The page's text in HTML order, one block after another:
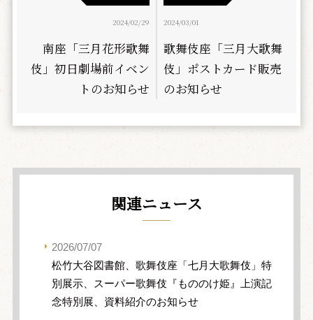
2024/02/29
南座「三月花形歌舞
伎」初日劇場前イベン
トのお知らせ
2024/03/01
歌舞伎座「三月大歌舞
伎」ポストカード販売
のお知らせ
関連ニュース
2026/07/07
松竹大谷図書館、歌舞伎座「七月大歌舞伎」特
別展示、スーパー歌舞伎『もののけ姫』上演記
念特別展、資料紹介のお知らせ